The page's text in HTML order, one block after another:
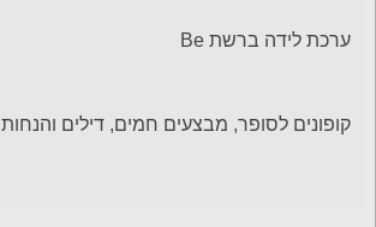
ערכת לידה ברשת Be
קופונים לסופר, מבצעים חמים, דילים והנחות